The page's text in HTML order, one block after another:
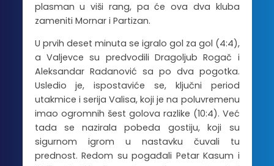
plasman u viši rang, pa će ova dva kluba
zameniti Mornar i Partizan.
U prvih deset minuta se igralo gol za gol (4:4),
a Valjevce su predvodili Dragoljub Rogač i
Aleksandar Radanović sa po dva pogotka.
Usledio je, ispostaviće se, ključni period
utakmice i serija Valisa, koji je na poluvremenu
imao ogromnih šest golova razlike (10:4). Već
tada se nazirala pobeda gostiju, koji su
sigurnom igrom u nastavku čuvali tu
prednost. Redom su pogađali Petar Kasum i